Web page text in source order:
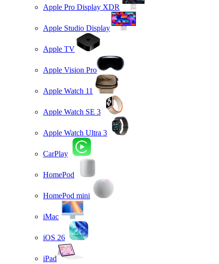
Apple Pro Display XDR
Apple Studio Display
Apple TV
Apple Vision Pro
Apple Watch 11
Apple Watch SE 3
Apple Watch Ultra 3
CarPlay
HomePod
HomePod mini
iMac
iOS 26
iPad